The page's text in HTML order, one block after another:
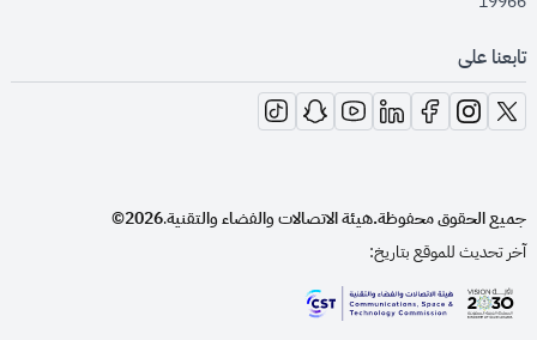
تابعنا على
opens in new window
opens in new window
opens in new window
opens in new window
opens in new window
opens in new window
opens in new window
جميع الحقوق محفوظة.هيئة الاتصالات والفضاء والتقنية.
2026©
آخر تحديث للموقع بتاريخ: